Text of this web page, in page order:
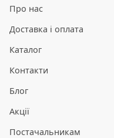
Про нас
Доставка і оплата
Каталог
Контакти
Блог
Акції
Постачальникам